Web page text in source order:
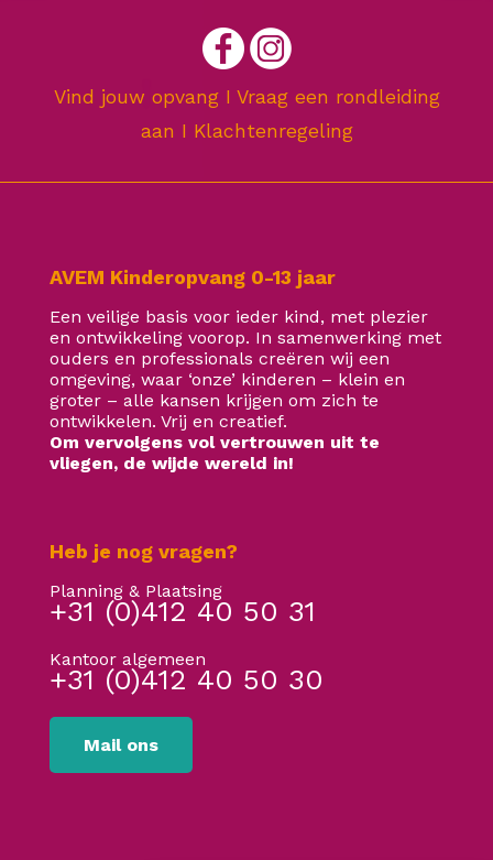
Vind jouw opvangI Vraag een rondleiding
aan I Klachtenregeling
AVEM Kinderopvang 0-13 jaar
Een veilige basis voor ieder kind, met plezier
en ontwikkeling voorop. In samenwerking met
ouders en professionals creëren wij een
omgeving, waar ‘onze’ kinderen – klein en
groter – alle kansen krijgen om zich te
ontwikkelen. Vrij en creatief.
Om vervolgens vol vertrouwen uit te
vliegen, de wijde wereld in!
Heb je nog vragen?
Planning & Plaatsing
+31 (0)412 40 50 31
Kantoor algemeen
+31 (0)412 40 50 30
Mail ons